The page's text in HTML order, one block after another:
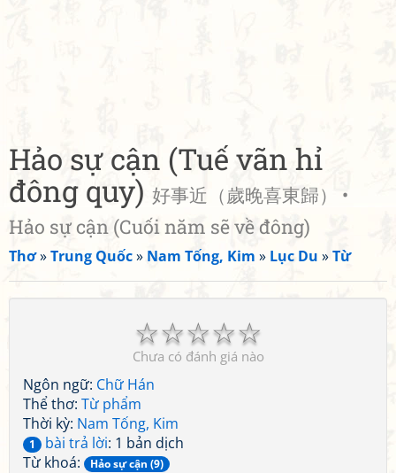
Hảo sự cận (Tuế vãn hỉ
đông quy) 好事近（歲晚喜東歸） •
Hảo sự cận (Cuối năm sẽ về đông)
Thơ»Trung Quốc» Nam Tống, Kim » Lục Du »Từ
☆
☆
☆
☆
☆
Chưa có đánh giá nào
Ngôn ngữ: Chữ Hán
Thể thơ: Từ phẩm
Thời kỳ: Nam Tống, Kim
1 bài trả lời: 1 bản dịch
Từ khoá:
Hảo sự cận (9)